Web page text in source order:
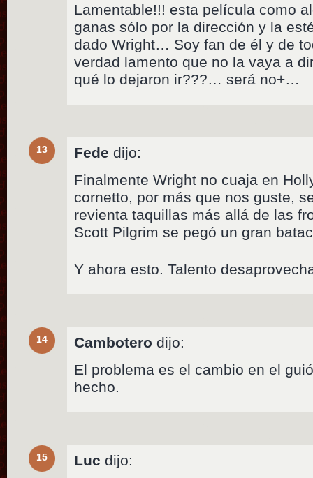
Lamentable!!! esta película como
ganas sólo por la dirección y la
dado Wright… Soy fan de él y de
verdad lamento que no la vaya a
qué lo dejaron ir???… será no+…
13 Fede dijo:
Finalmente Wright no cuaja en
cornetto, por más que nos guste,
revienta taquillas más allá de las
Scott Pilgrim se pegó un gran
Y ahora esto. Talento
14 Cambotero dijo:
El problema es el cambio en el
hecho.
15 Luc dijo: